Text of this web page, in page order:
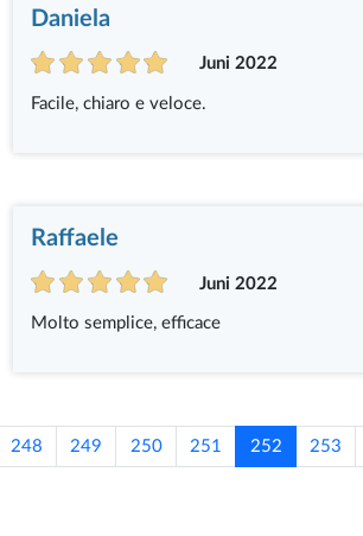
Daniela
Juni 2022
Facile, chiaro e veloce.
Raffaele
Juni 2022
Molto semplice, efficace
248 249 250 251 252 253